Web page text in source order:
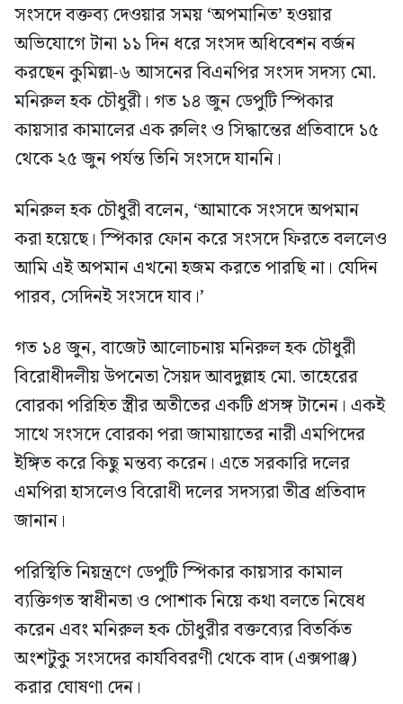
সংসদে বক্তব্য দেওয়ার সময় ‘অপমানিত’ হওয়ার
অভিযোগে টানা ১১ দিন ধরে সংসদ অধিবেশন বর্জন
করছেন কুমিল্লা-৬ আসনের বিএনপির সংসদ সদস্য মো.
মনিরুল হক চৌধুরী। গত ১৪ জুন ডেপুটি স্পিকার
কায়সার কামালের এক রুলিং ও সিদ্ধান্তের প্রতিবাদে ১৫
থেকে ২৫ জুন পর্যন্ত তিনি সংসদে যাননি।
মনিরুল হক চৌধুরী বলেন, ‘আমাকে সংসদে অপমান
করা হয়েছে। স্পিকার ফোন করে সংসদে ফিরতে বললেও
আমি এই অপমান এখনো হজম করতে পারছি না। যেদিন
পারব, সেদিনই সংসদে যাব।’
গত ১৪ জুন, বাজেট আলোচনায় মনিরুল হক চৌধুরী
বিরোধীদলীয় উপনেতা সৈয়দ আবদুল্লাহ মো. তাহেরের
বোরকা পরিহিত স্ত্রীর অতীতের একটি প্রসঙ্গ টানেন। একই
সাথে সংসদে বোরকা পরা জামায়াতের নারী এমপিদের
ইঙ্গিত করে কিছু মন্তব্য করেন। এতে সরকারি দলের
এমপিরা হাসলেও বিরোধী দলের সদস্যরা তীব্র প্রতিবাদ
জানান।
পরিস্থিতি নিয়ন্ত্রণে ডেপুটি স্পিকার কায়সার কামাল
ব্যক্তিগত স্বাধীনতা ও পোশাক নিয়ে কথা বলতে নিষেধ
করেন এবং মনিরুল হক চৌধুরীর বক্তব্যের বিতর্কিত
অংশটুকু সংসদের কার্যবিবরণী থেকে বাদ (এক্সপাঞ্জ)
করার ঘোষণা দেন।